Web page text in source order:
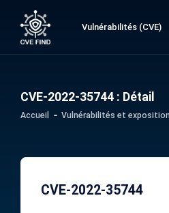
Vulnérabilités (CVE)
CVE-2022-35744 : Détail
Accueil Vulnérabilités et
CVE-2022-35744